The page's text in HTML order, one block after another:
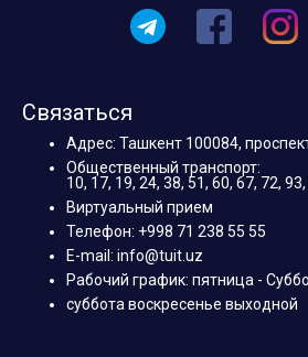
Связаться
Адрес: Ташкент 100084,
Общественный транспорт:
10, 17, 19, 24, 38, 51, 60, 67, 72,
Виртуальный прием
Телефон: +998 71 238 55 55
E-mail: info@tuit.uz
Рабочий график: пятница -
суббота воскресенье выходной